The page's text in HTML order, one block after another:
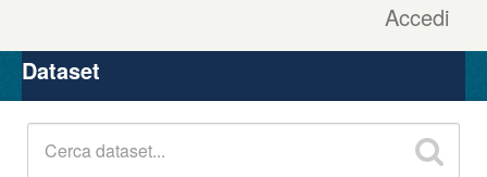
Accedi
Organizzazioni
Gruppi
Dataset